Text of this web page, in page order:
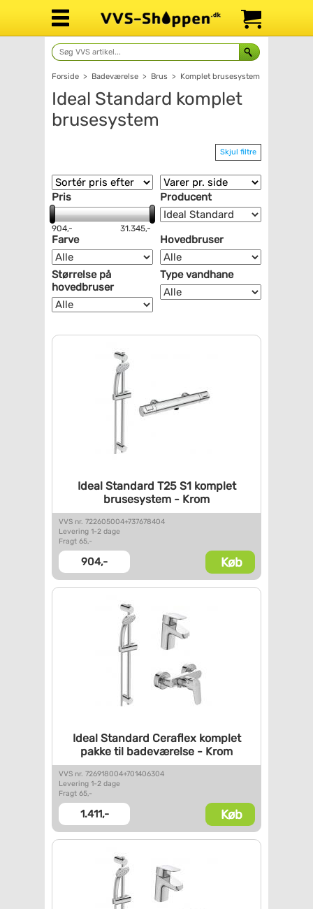
Forside > Badeværelse > Brus > Komplet brusesystem
Ideal Standard komplet
brusesystem
Skjul filtre
Pris
904,- 31.345,-
Producent
Farve Hovedbruser
Størrelse på
hovedbruser
Type vandhane
Ideal Standard T25 S1 komplet
brusesystem - Krom
VVS nr. 722605004+737678404
Levering 1-2 dage
Fragt 65,-
904,- Køb
Ideal Standard Ceraflexkomplet
pakke til badeværelse - Krom
VVS nr. 726918004+701406304
Levering 1-2 dage
Fragt 65,-
1.411,- Køb